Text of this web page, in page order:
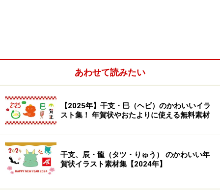
■商用利用フリーです
商用利用もできますので、会社の資料や販促物、ホーム
あわせて読みたい
【2025年】干支・巳（ヘビ）のかわいいイラ
スト集！ 年賀状やおたよりに使える無料素材
干支、辰・龍（タツ・りゅう） のかわいい年
賀状イラスト素材集【2024年】